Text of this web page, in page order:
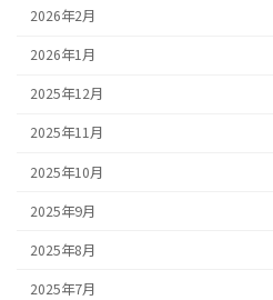
2026年2月
2026年1月
2025年12月
2025年11月
2025年10月
2025年9月
2025年8月
2025年7月